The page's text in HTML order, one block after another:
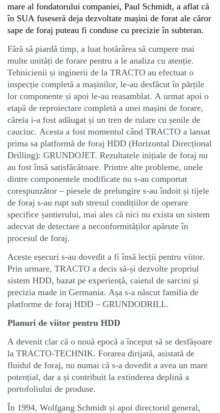
mare al fondatorului companiei, Paul Schmidt, a aflat că
în SUA fuseseră deja dezvoltate mașini de forat ale căror
sape de foraj puteau fi conduse cu precizie în subteran.
Fără să piardă timp, a luat hotărârea să cumpere mai
multe unități de forare pentru a le analiza cu atenție.
Tehnicienii și inginerii de la TRACTO au efectuat o
inspecție completă a mașinilor, le-au desfăcut în părțile
lor componente și apoi le-au reasamblat. A urmat apoi o
etapă de reproiectare completă a unei mașini de forare,
căreia i-a fost adăugat și un tren de rulare cu șenile de
cauciuc. Acesta a fost momentul când TRACTO a lansat
prima sa platformă de foraj HDD (Horizontal Direcțional
Drilling): GRUNDOJET. Rezultatele inițiale de foraj nu
au fost însă satisfăcătoare. Printre alte probleme, unele
dintre componentele modificate nu s-au comportat
corespunzător – piesele de prelungire s-au îndoit și tijele
de foraj s-au rupt sub stresul condițiilor de operare
specifice șantierului, mai ales că nici nu exista un sistem
adecvat de detectare a neconformităților apărute în
procesul de foraj.
Aceste eșecuri s-au dovedit a fi însă lecții pentru viitor.
Prin urmare, TRACTO a decis să-și dezvolte propriul
sistem HDD, bazat pe experiență, caietul de sarcini și
precizia made in Germania. Așa s-a născut familia de
platforme de foraj HDD – GRUNDODRILL.
Planuri de viitor pentru HDD
A devenit clar că o nouă epocă a început să se desfășoare
la TRACTO-TECHNIK. Forarea dirijată, asistată de
fluidul de foraj, nu numai că s-a dovedit a avea un mare
potențial, dar a și contribuit la extinderea deplină a
portofoliului de produse.
În 1994, Wolfgang Schmidt și apoi directorul general,